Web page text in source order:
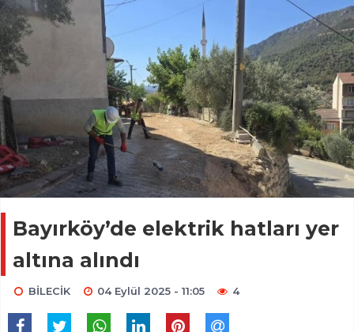
Bayırköy’de elektrik hatları yer
altına alındı
BİLECİK 04 Eylül 2025 - 11:05 4